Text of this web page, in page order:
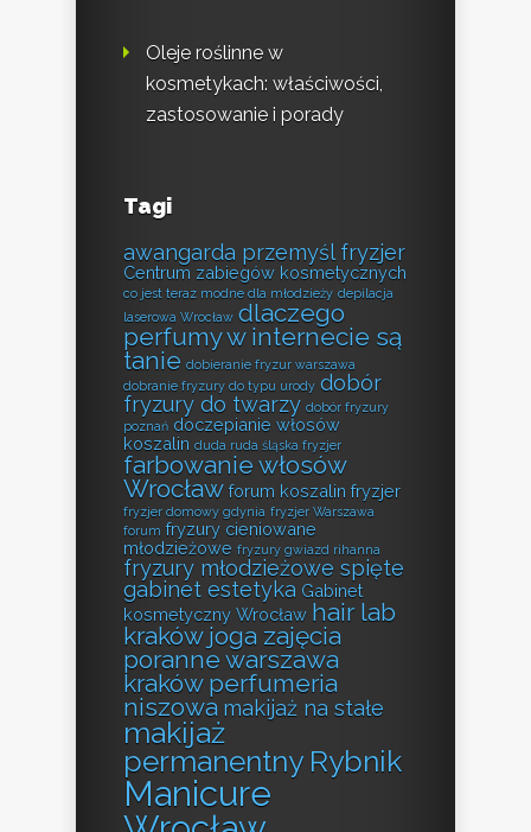
Oleje roślinne w
kosmetykach: właściwości,
zastosowanie i porady
Tagi
awangarda przemyśl fryzjer
Centrum zabiegów kosmetycznych
co jest teraz modne dla młodzieży depilacja
laserowa Wrocław dlaczego
perfumy w internecie są
tanie dobieranie fryzur warszawa
dobranie fryzury do typu urody dobór
fryzury do twarzy dobór fryzury
poznań doczepianie włosów
koszalin duda ruda śląska fryzjer
farbowanie włosów
Wrocław forum koszalin fryzjer
fryzjer domowy gdynia fryzjer Warszawa
forum fryzury cieniowane
młodzieżowe fryzury gwiazd rihanna
fryzury młodzieżowe spięte
gabinet estetyka Gabinet
kosmetyczny Wrocław hair lab
kraków joga zajęcia
poranne warszawa
kraków perfumeria
niszowa makijaż na stałe
makijaż
permanentny Rybnik
Manicure